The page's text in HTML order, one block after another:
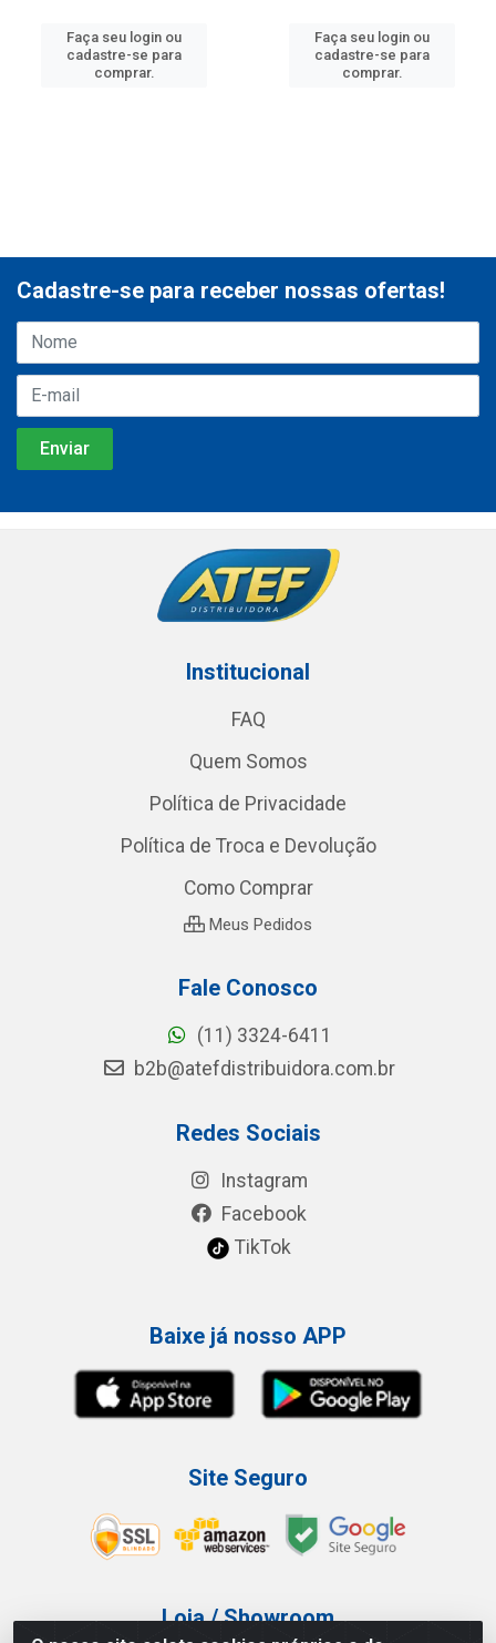
Faça seu login ou
cadastre-se para
comprar.
Faça seu login ou
cadastre-se para
comprar.
Cadastre-se para receber nossas ofertas!
Institucional
FAQ
Quem Somos
Política de Privacidade
Política de Troca e Devolução
Como Comprar
Meus Pedidos
Fale Conosco
(11) 3324-6411
b2b@atefdistribuidora.com.br
Redes Sociais
Instagram
Facebook
TikTok
Baixe já nosso APP
Site Seguro
Loja / Showroom